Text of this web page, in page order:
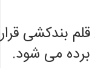
بندکشی قرار
برده می شود.